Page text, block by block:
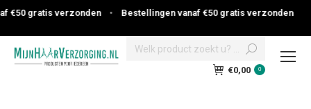
gratis verzonden • Bestellingen vanaf €50 gratis verzonden
Search:
€0,00 0